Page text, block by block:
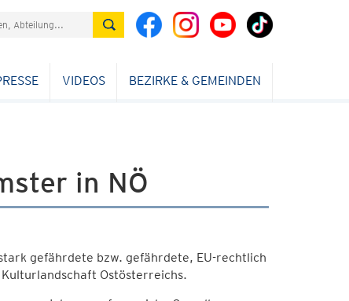
VIDEOS BEZIRKE & GEMEINDEN
in NÖ
gefährdete bzw. gefährdete, EU-rechtlich
Ostösterreichs.